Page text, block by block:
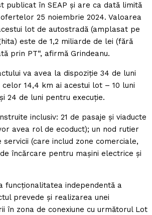
publicat în SEAP şi are ca dată limită
25 noiembrie 2024. Valoarea
lot de autostradă (amplasat pe
este de 1,2 miliarde de lei (fără
prin PT“, afirmă Grindeanu.
va avea la dispoziţie 34 de luni
14,4 km ai acestui lot – 10 luni
24 de luni pentru execuţie.
inclusiv: 21 de pasaje şi viaducte
avea rol de ecoduct); un nod rutier
servicii (care includ zone comerciale,
încărcare pentru maşini electrice şi
funcţionalitatea independentă a
prevede şi realizarea unei
în zona de conexiune cu următorul Lot